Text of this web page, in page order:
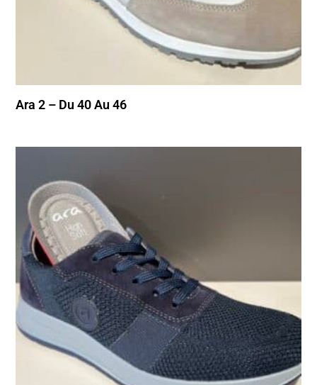
Ara 2 – Du 40 Au 46